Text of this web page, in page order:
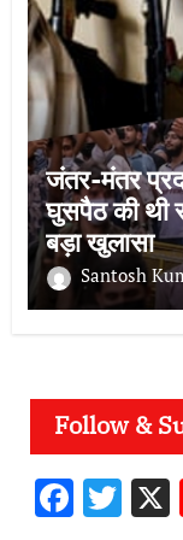
जंतर-मंतर
घुसपैठ की थी
बड़ा खुलासा
Santosh
Follow &
F T